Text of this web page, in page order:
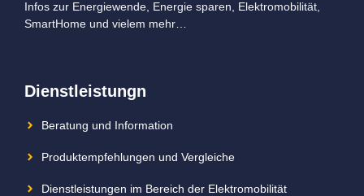
Infos zur Energiewende, Energie sparen, Elektromobilität,
SmartHome und vielem mehr…
Dienstleistungn
Beratung und Information
Produktempfehlungen und Vergleiche
Dienstleistungen im Bereich der Elektromobilität